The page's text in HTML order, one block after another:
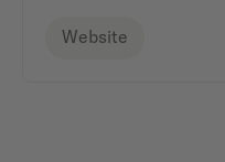
Website